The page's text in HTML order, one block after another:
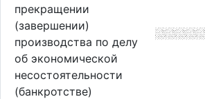
прекращении
(завершении)
производства по делу
об экономической
несостоятельности
(банкротстве)